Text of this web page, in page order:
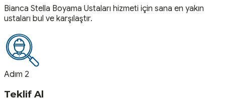
Bianca Stella Boyama Ustaları hizmeti için sana en yakın
ustaları bul ve karşılaştır.
Adım 2
Teklif Al